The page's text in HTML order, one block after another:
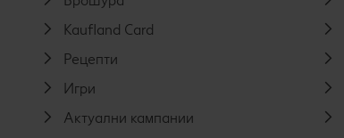
Kaufland Card
Рецепти
Игри
Актуални кампании